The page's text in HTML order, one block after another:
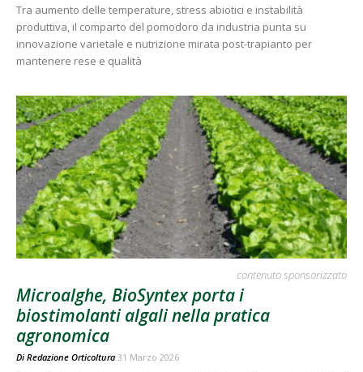
Tra aumento delle temperature, stress abiotici e instabilità
produttiva, il comparto del pomodoro da industria punta su
innovazione varietale e nutrizione mirata post-trapianto per
mantenere rese e qualità
contenuto sponsorizzato
Microalghe, BioSyntex porta i
biostimolanti algali nella pratica
agronomica
Di Redazione Orticoltura 31 Marzo 2026